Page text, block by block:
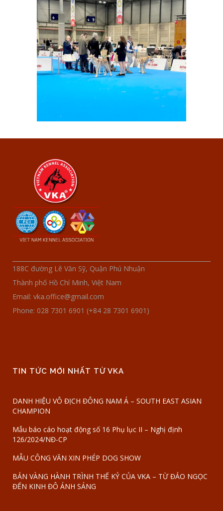
188C đường Lê Văn Sỹ, Quận Phú Nhuận
Thành phố Hồ Chí Minh, Việt Nam
Email: vka.office@gmail.com
Phone: 028 7301 6901 (+84 28 7301 6901)
TIN TỨC MỚI NHẤT TỪ VKA
DANH HIỆU VÔ ĐỊCH ĐÔNG NAM Á – SOUTH EAST ASIAN
CHAMPION
Mẫu báo cáo hoạt động số 16 Phụ lục II – Nghị định
126/2024/NĐ-CP
MẪU CÔNG VĂN XIN PHÉP DOG SHOW
BẢN VÀNG HÀNH TRÌNH THẾ KỶ CỦA VKA – TỪ ĐẢO NGỌC
ĐẾN KINH ĐÔ ÁNH SÁNG